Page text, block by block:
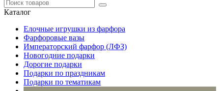
Каталог
Елочные игрушки из фарфора
Фарфоровые вазы
Императорский фарфор (ЛФЗ)
Новогодние подарки
Дорогие подарки
Подарки по праздникам
Подарки по тематикам